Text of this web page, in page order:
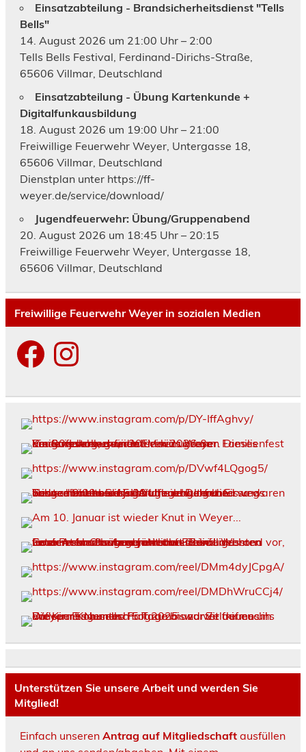
Einsatzabteilung - Brandsicherheitsdienst "Tells
Bells"
14. August 2026 um 21:00 Uhr – 2:00
Tells Bells Festival, Ferdinand-Dirichs-Straße,
65606 Villmar, Deutschland
Einsatzabteilung - Übung Kartenkunde +
Digitalfunkausbildung
18. August 2026 um 19:00 Uhr – 21:00
Freiwillige Feuerwehr Weyer, Untergasse 18,
65606 Villmar, Deutschland
Dienstplan unter https://ff-
weyer.de/service/download/
Jugendfeuerwehr: Übung/Gruppenabend
20. August 2026 um 18:45 Uhr – 20:15
Freiwillige Feuerwehr Weyer, Untergasse 18,
65606 Villmar, Deutschland
Freiwillige Feuerwehr Weyer in sozialen Medien
FacebookInstagram
Unterstützen Sie unsere Arbeit und werden Sie
Mitglied!
Einfach unseren Antrag auf Mitgliedschaftausfüllen